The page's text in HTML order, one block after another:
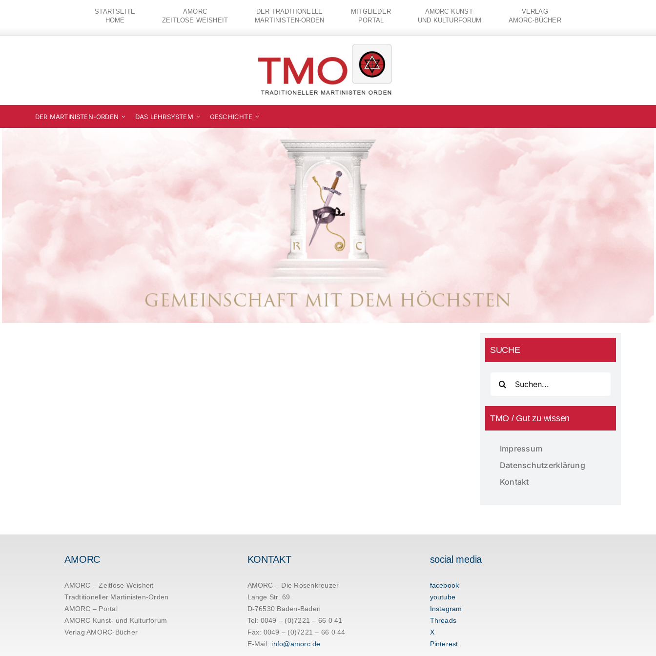
STARTSEITE
HOME
AMORC
ZEITLOSE WEISHEIT
DER TRADITIONELLE
MARTINISTEN-ORDEN
MITGLIEDER
PORTAL
AMORC KUNST-
UND KULTURFORUM
VERLAG
AMORC-BÜCHER
DER MARTINISTEN-ORDEN DAS LEHRSYSTEM GESCHICHTE
SUCHE
nach:
TMO / Gut zu wissen
Impressum
Datenschutzerklärung
Kontakt
AMORC
AMORC – Zeitlose Weisheit
Tradtitioneller Martinisten-Orden
AMORC – Portal
AMORC Kunst- und Kulturforum
Verlag AMORC-Bücher
KONTAKT
AMORC – Die Rosenkreuzer
Lange Str. 69
D-76530 Baden-Baden
Tel: 0049 – (0)7221 – 66 0 41
Fax: 0049 – (0)7221 – 66 0 44
E-Mail: info@amorc.de
social media
facebook
youtube
Instagram
Threads
X
Pinterest